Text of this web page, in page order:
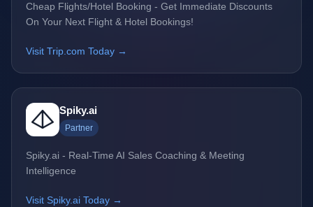
Cheap Flights/Hotel Booking - Get Immediate Discounts
On Your Next Flight & Hotel Bookings!
Visit Trip.com Today →
Spiky.ai
Partner
Spiky.ai - Real-Time AI Sales Coaching & Meeting
Intelligence
Visit Spiky.ai Today →